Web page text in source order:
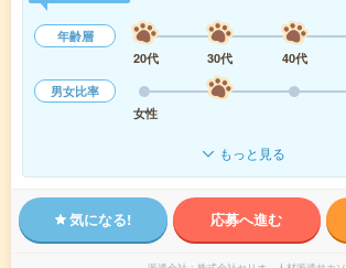
年齢層
20代
30代 40代
男女比率
女性
もっと見る
気になる! 応募へ進む